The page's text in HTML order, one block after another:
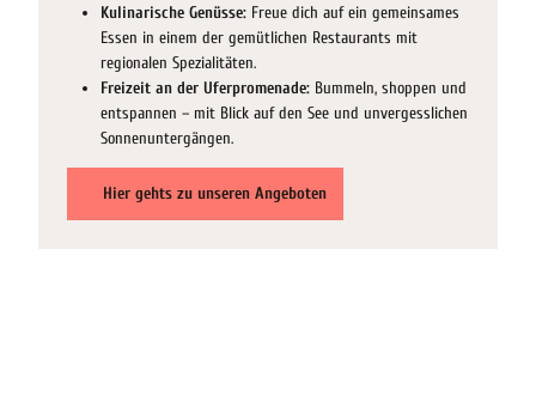
Kulinarische Genüsse: Freue dich auf ein gemeinsames
Essen in einem der gemütlichen Restaurants mit
regionalen Spezialitäten.
Freizeit an der Uferpromenade: Bummeln, shoppen und
entspannen – mit Blick auf den See und unvergesslichen
Sonnenuntergängen.
Hier gehts zu unseren Angeboten